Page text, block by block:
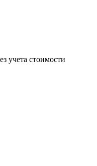
учета стоимости